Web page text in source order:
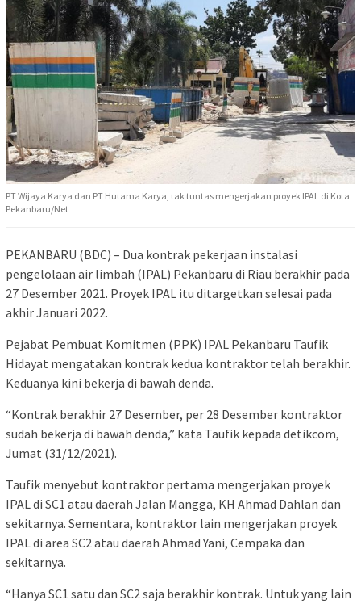
PT Wijaya Karya dan PT Hutama Karya, tak tuntas mengerjakan proyek IPAL di Kota
Pekanbaru/Net
PEKANBARU (BDC) – Dua kontrak pekerjaan instalasi
pengelolaan air limbah (IPAL) Pekanbaru di Riau berakhir pada
27 Desember 2021. Proyek IPAL itu ditargetkan selesai pada
akhir Januari 2022.
Pejabat Pembuat Komitmen (PPK) IPAL Pekanbaru Taufik
Hidayat mengatakan kontrak kedua kontraktor telah berakhir.
Keduanya kini bekerja di bawah denda.
“Kontrak berakhir 27 Desember, per 28 Desember kontraktor
sudah bekerja di bawah denda,” kata Taufik kepada detikcom,
Jumat (31/12/2021).
Taufik menyebut kontraktor pertama mengerjakan proyek
IPAL di SC1 atau daerah Jalan Mangga, KH Ahmad Dahlan dan
sekitarnya. Sementara, kontraktor lain mengerjakan proyek
IPAL di area SC2 atau daerah Ahmad Yani, Cempaka dan
sekitarnya.
“Hanya SC1 satu dan SC2 saja berakhir kontrak. Untuk yang lain